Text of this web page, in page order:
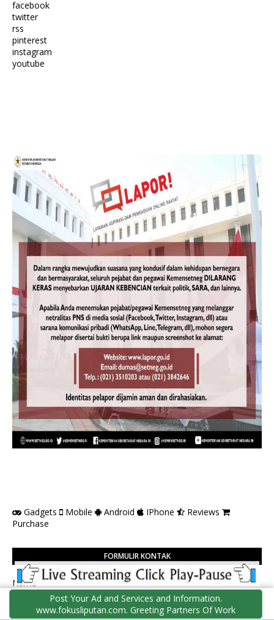
facebook
twitter
rss
pinterest
instagram
youtube
Gadgets Mobile Android IPhone
Reviews
Purchase
FORMULIR KONTAK
Nama
Post Your Ad and Services and Information.
www.fokusliputan.com. Greeting Partners Of Work